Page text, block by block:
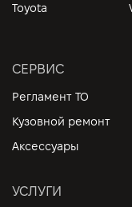
Toyota
СЕРВИС
Регламент ТО
Кузовной ремонт
Аксессуары
УСЛУГИ